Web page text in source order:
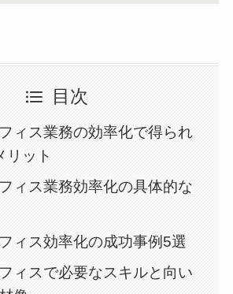
目次
ィス業務の効率化で得られ
リット
ィス業務効率化の具体的な
ィス効率化の成功事例5選
ィスで必要なスキルと向い